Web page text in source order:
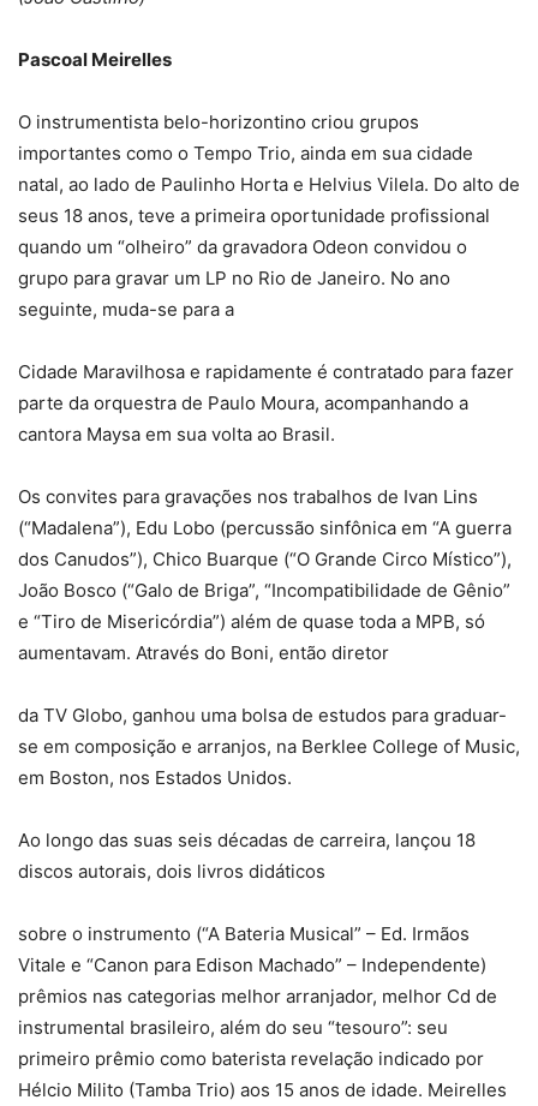
Pascoal Meirelles
O instrumentista belo-horizontino criou grupos
importantes como o Tempo Trio, ainda em sua cidade
natal, ao lado de Paulinho Horta e Helvius Vilela. Do alto de
seus 18 anos, teve a primeira oportunidade profissional
quando um “olheiro” da gravadora Odeon convidou o
grupo para gravar um LP no Rio de Janeiro. No ano
seguinte, muda-se para a
Cidade Maravilhosa e rapidamente é contratado para fazer
parte da orquestra de Paulo Moura, acompanhando a
cantora Maysa em sua volta ao Brasil.
Os convites para gravações nos trabalhos de Ivan Lins
(“Madalena”), Edu Lobo (percussão sinfônica em “A guerra
dos Canudos”), Chico Buarque (“O Grande Circo Místico”),
João Bosco (“Galo de Briga”, “Incompatibilidade de Gênio”
e “Tiro de Misericórdia”) além de quase toda a MPB, só
aumentavam. Através do Boni, então diretor
da TV Globo, ganhou uma bolsa de estudos para graduar-
se em composição e arranjos, na Berklee College of Music,
em Boston, nos Estados Unidos.
Ao longo das suas seis décadas de carreira, lançou 18
discos autorais, dois livros didáticos
sobre o instrumento (“A Bateria Musical” – Ed. Irmãos
Vitale e “Canon para Edison Machado” – Independente)
prêmios nas categorias melhor arranjador, melhor Cd de
instrumental brasileiro, além do seu “tesouro”: seu
primeiro prêmio como baterista revelação indicado por
Hélcio Milito (Tamba Trio) aos 15 anos de idade. Meirelles